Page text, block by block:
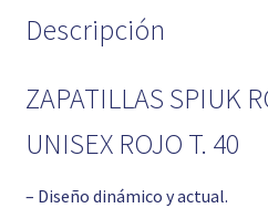
Descripción
ZAPATILLAS SPIUK
UNISEX ROJO T. 40
– Diseño dinámico y actual.